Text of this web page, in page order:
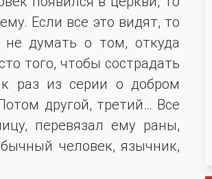
Если все это видят, то
думать о том, откуда
того, чтобы сострадать
раз из серии о добром
другой, третий… Все
перевязал ему раны,
человек, язычник,